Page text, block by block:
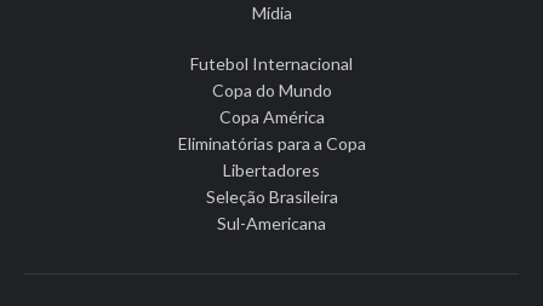
Mídia
Futebol Internacional
Copa do Mundo
Copa América
Eliminatórias para a Copa
Libertadores
Seleção Brasileira
Sul-Americana